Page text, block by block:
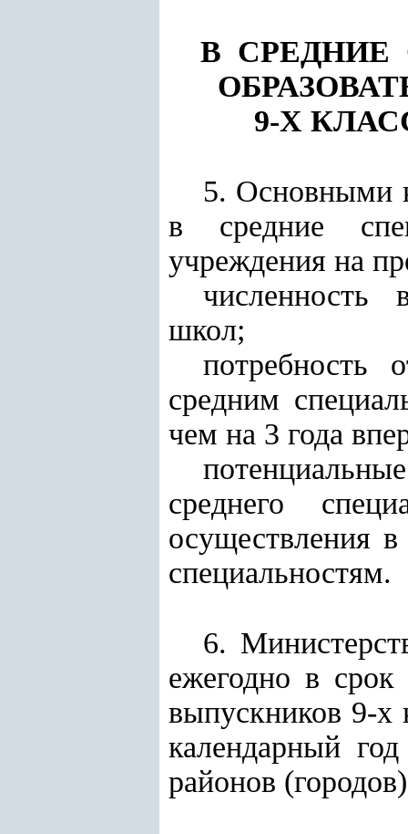
В СРЕДНИЕ
9-Х
5. Основными
в средние
учреждения на
численность
школ;
потребность
средним
чем на 3 года
среднего
осуществления
специальностям.
6.
ежегодно в срок
выпускников 9-х
календарный
районов